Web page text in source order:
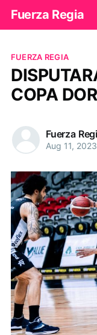
Fuerza Regia
FUERZA REGIA
COPA
Fuerza
Aug 11, 2023